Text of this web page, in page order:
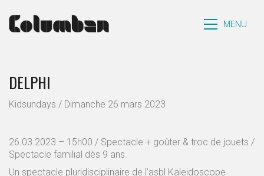
MENU
DELPHI
Kidsundays / Dimanche 26 mars 2023
26.03.2023 – 15h00 / Spectacle + goûter & troc de jouets /
Spectacle familial dès 9 ans.
Un spectacle pluridisciplinaire de l’asbl Kaleidoscope